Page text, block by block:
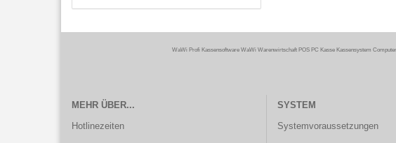
WaWi Profi Kassensoftware WaWi Warenwirtschaft POS PC Kasse Kassensystem
MEHR ÜBER...
Hotlinezeiten
SYSTEM
Systemvoraussetzungen